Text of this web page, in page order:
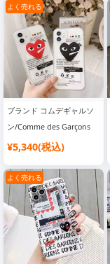
よく売れる
ブランド コムデギャルソ
ン/Comme des Garçons
スマホケース
¥5,340(税込)
よく売れる